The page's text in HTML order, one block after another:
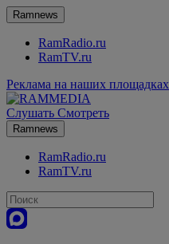
Ramnews
RamRadio.ru
RamTV.ru
Реклама на наших площадках
Слушать Смотреть
Ramnews
RamRadio.ru
RamTV.ru